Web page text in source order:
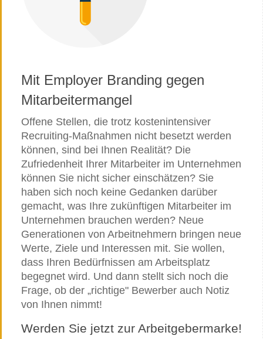
Mit Employer Branding gegen
Mitarbeitermangel
Offene Stellen, die trotz kostenintensiver
Recruiting-Maßnahmen nicht besetzt werden
können, sind bei Ihnen Realität? Die
Zufriedenheit Ihrer Mitarbeiter im Unternehmen
können Sie nicht sicher einschätzen? Sie
haben sich noch keine Gedanken darüber
gemacht, was Ihre zukünftigen Mitarbeiter im
Unternehmen brauchen werden? Neue
Generationen von Arbeitnehmern bringen neue
Werte, Ziele und Interessen mit. Sie wollen,
dass Ihren Bedürfnissen am Arbeitsplatz
begegnet wird. Und dann stellt sich noch die
Frage, ob der „richtige" Bewerber auch Notiz
von Ihnen nimmt!
Werden Sie jetzt zur Arbeitgebermarke!